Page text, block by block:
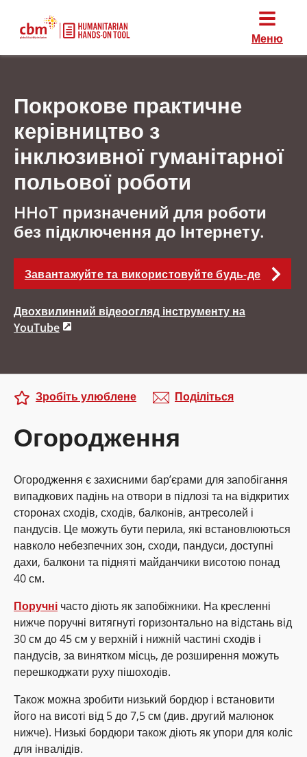
Меню
Покрокове практичне
керівництво з
інклюзивної гуманітарної
польової роботи
HHoT призначений для роботи
без підключення до Інтернету.
Завантажуйте та використовуйте будь-де
Двохвилинний відеоогляд інструменту на
YouTube
Огородження
Зробіть улюблене Поділіться
Огородження є захисними бар’єрами для запобігання
випадкових падінь на отвори в підлозі та на відкритих
сторонах сходів, сходів, балконів, антресолей і
пандусів. Це можуть бути перила, які встановлюються
навколо небезпечних зон, сходи, пандуси, доступні
дахи, балкони та підняті майданчики висотою понад
40 см.
Поручні часто діють як запобіжники. На кресленні
нижче поручні витягнуті горизонтально на відстань від
30 см до 45 см у верхній і нижній частині сходів і
пандусів, за винятком місць, де розширення можуть
перешкоджати руху пішоходів.
Також можна зробити низький бордюр і встановити
його на висоті від 5 до 7,5 см (див. другий малюнок
нижче). Низькі бордюри також діють як упори для коліс
для інвалідів.